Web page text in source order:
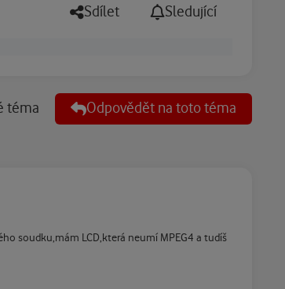
Sdílet Sledující
téma Odpovědět na toto téma
soudku,mám LCD,která neumí MPEG4 a tudíš